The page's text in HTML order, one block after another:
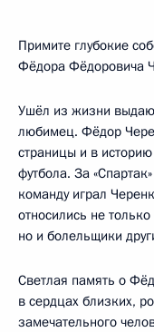
Примите глубокие
Фёдора Фёдоровича
Ушёл из жизни
любимец. Фёдор
страницы и в историю
футбола. За
команду играл
относились не
но и болельщики
Светлая память о
в сердцах близких,
замечательного